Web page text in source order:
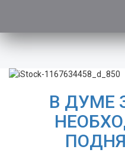
В ДУМЕ